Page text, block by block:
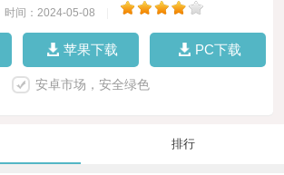
时间：2024-05-08
苹果下载 PC下载
安卓市场，安全绿色
排行